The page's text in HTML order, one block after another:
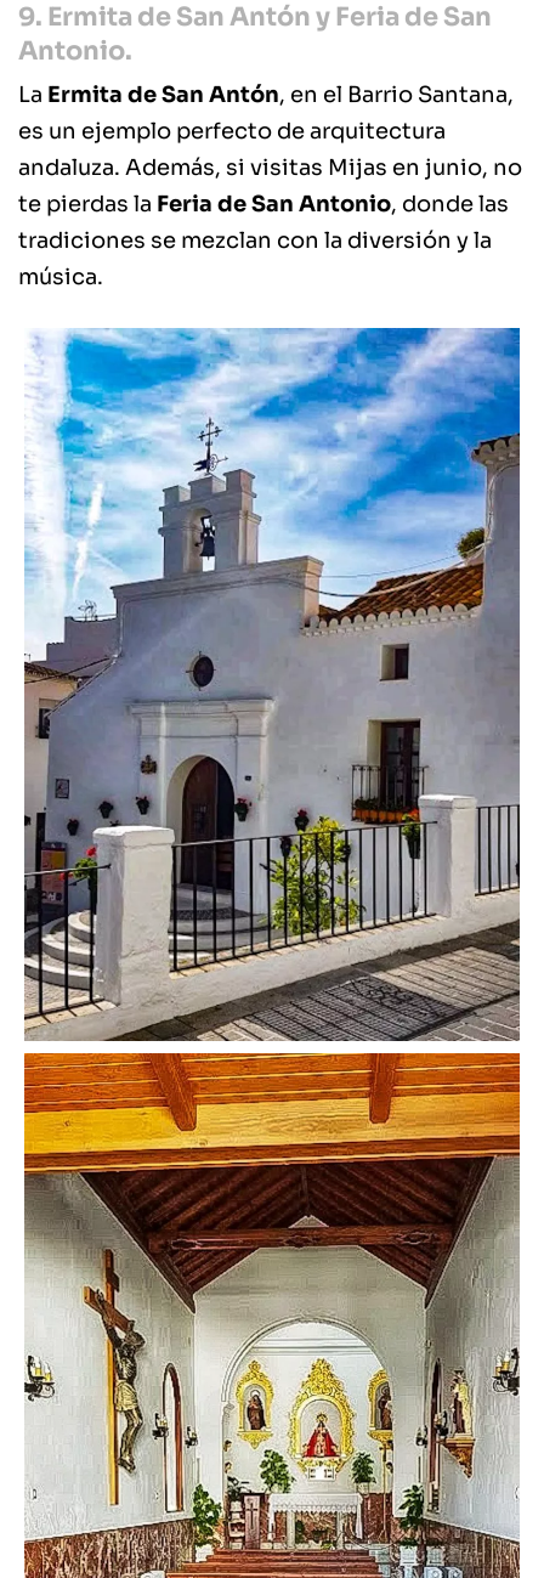
9. Ermita de San Antón y Feria de San
Antonio.
La Ermita de San Antón, en el Barrio Santana,
es un ejemplo perfecto de arquitectura
andaluza. Además, si visitas Mijas en junio, no
te pierdas la Feria de San Antonio, donde las
tradiciones se mezclan con la diversión y la
música.